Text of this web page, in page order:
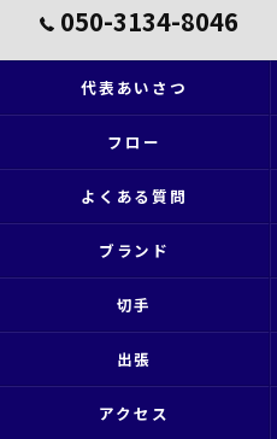
050-3134-8046
代表あいさつ
フロー
よくある質問
ブランド
切手
出張
アクセス